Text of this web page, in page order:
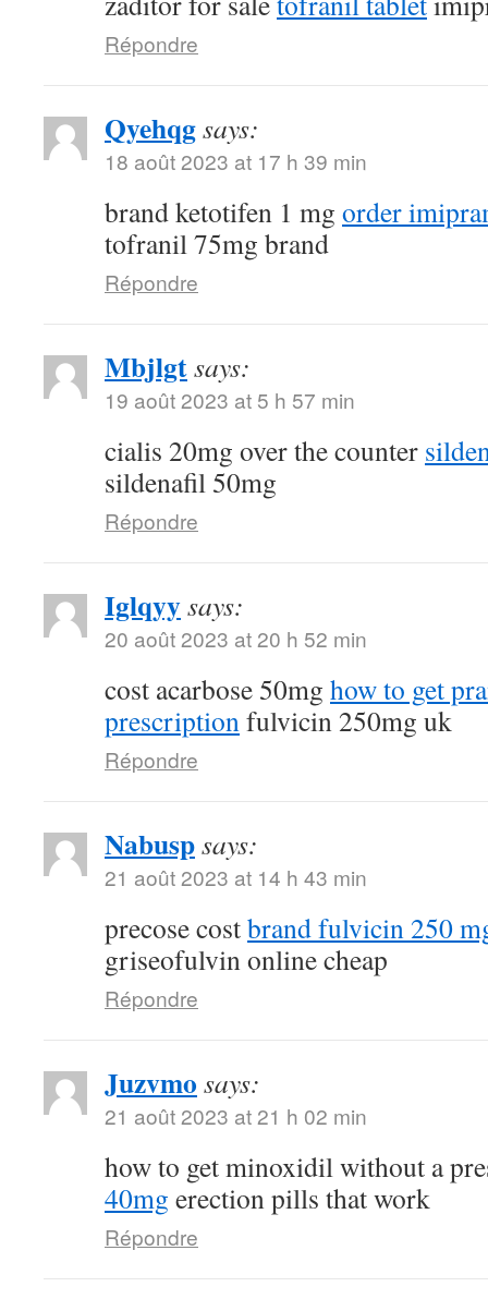
Répondre
Qyehqgsays:
18 août 2023 at 17 h 39 min
brand ketotifen 1 mg order
tofranil 75mg brand
Répondre
Mbjlgtsays:
19 août 2023 at 5 h 57 min
cialis 20mg over the counter
sildenafil 50mg
Répondre
Iglqyysays:
20 août 2023 at 20 h 52 min
cost acarbose 50mg how to get
prescriptionfulvicin 250mg uk
Répondre
Nabuspsays:
21 août 2023 at 14 h 43 min
precose costbrand fulvicin 250
griseofulvin online cheap
Répondre
Juzvmo says:
21 août 2023 at 21 h 02 min
how to get minoxidil without a
40mg erection pills that work
Répondre